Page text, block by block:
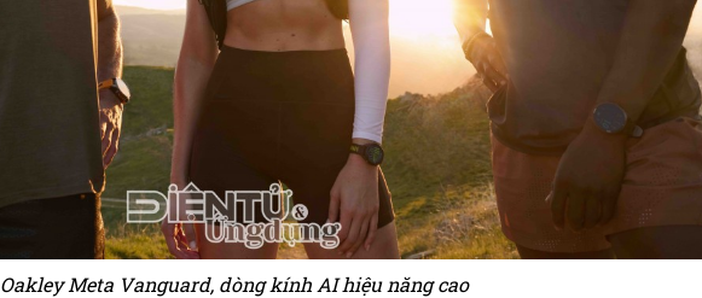
Oakley Meta Vanguard, dòng kính AI hiệu năng cao